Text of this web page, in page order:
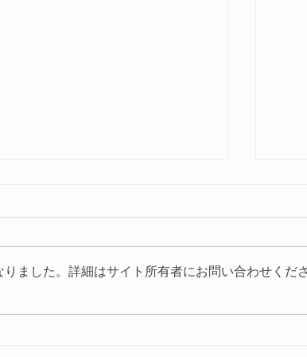
レバ
ました。詳細はサイト所有者にお問い合わせくださ